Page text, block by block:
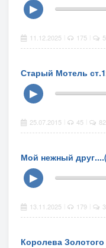
▶
11.12.2025 175
Старый Мотель
▶
25.07.2015 45 82
Мой нежный
▶
13.11.2025 179
Королева Золотого